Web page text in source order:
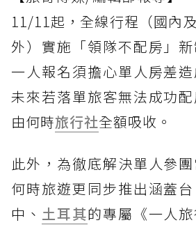
11/11起，全線行程（國內
外）實施「領隊不配房」
一人報名須擔心單人房差造
未來若落單旅客無法成功
由何時旅行社全額吸收。
此外，為徹底解決單人參
何時旅遊更同步推出涵蓋
中、 土耳其的專屬《一人